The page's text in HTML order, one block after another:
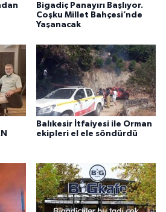
Bigadiç Panayırı Başlıyor.
Coşku Millet Bahçesi’nde
Yaşanacak
Balıkesir İtfaiyesi ile Orman
ekipleri el ele söndürdü